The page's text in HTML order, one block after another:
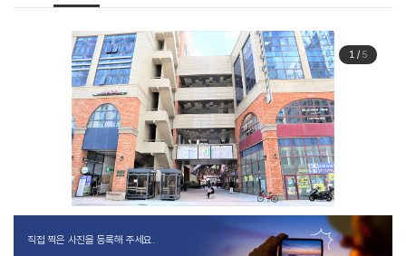
1/ 5
직접 찍은 사진을 등록해 주세요.